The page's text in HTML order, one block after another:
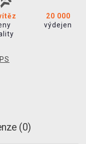
20 000
výdejen
(0)